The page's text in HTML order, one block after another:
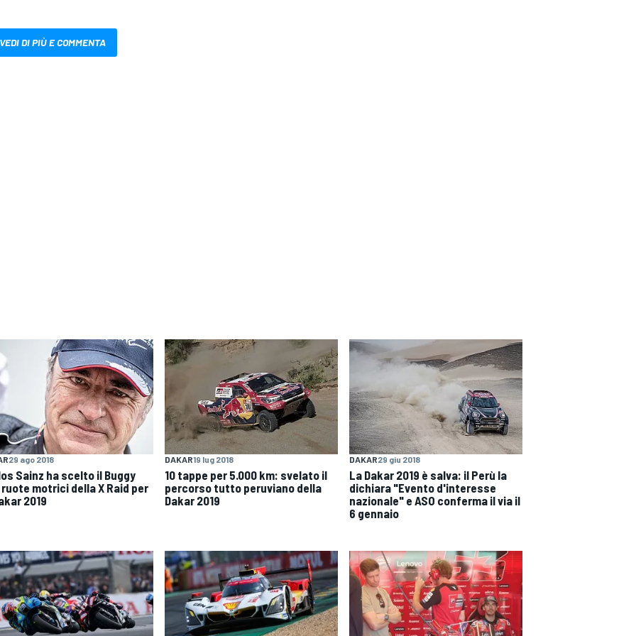
VEDI DI PIÙ E COMMENTA
29 ago 2018
Sainz ha scelto il Buggy
ruote motrici della X Raid per
2019
DAKAR19 lug 2018
10 tappe per 5.000 km: svelato il
percorso tutto peruviano della
Dakar 2019
DAKAR29 giu 2018
La Dakar 2019 è salva: il Perù la
dichiara "Evento d'interesse
nazionale" e ASO conferma il via il
6 gennaio